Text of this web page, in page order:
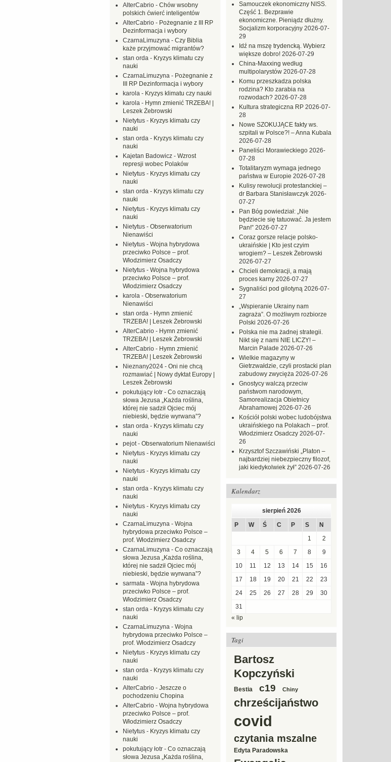
Samouczek ekonomiczny NISS.
Część 1. Bezprawie
ekonomiczne. Pieniądz dłużny.
Socjalizm korporacyjny 2026-07-
29
Idź na mszę trydencką. Wybierz
większe dobro! 2026-07-29
China-Maxxing według
multipolarystów 2026-07-28
Komu przeszkadza polska
rodzina? Kto zarabia na
rozwodach? 2026-07-28
Kultura strategiczna RP 2026-07-
28
Nowe SZOKUJĄCE fakty ws.
szpitali w Polsce?! – Anna Kubala
2026-07-28
Paneliści Morawieckiego 2026-
07-28
Totalitaryzm wymaga jednego
państwa w Europie 2026-07-28
Kulisy rewolucji protestanckiej –
dr Barbara Stanisławczyk 2026-
07-27
Pan Bóg powiedział: „Nie
będziecie się tatuować. Ja jestem
Pan!” 2026-07-27
Coraz gorsze relacje polsko-
ukraińskie | Kto jest czyim
wrogiem? – Leszek Żebrowski
2026-07-27
Chcieli demokracji, a mają
proces karny 2026-07-27
Sygnaliści pod gilotyną 2026-07-
27
„Wspieranie Ukrainy nam
zagraża”. O możliwym rozbiorze
Polski 2026-07-26
Polska nie ma żadnej strategii.
Nikt się z nami NIE LICZY! –
Marcin Palade 2026-07-26
Wielkie magazyny w
Gietrzwałdzie, czyli prostacki plan
zabudowy zwycięża 2026-07-26
Gnostycy walczą przeciw
państwom narodowym,
Samorealizacja Obietnicy
Abrahamowej 2026-07-26
Kościół polski wobec ludobójstwa
ukraińskiego na Polakach – prof.
Włodzimierz Osadczy 2026-07-
26
Krzysztof Szczawiński „Platon –
najbardziej niebezpieczny filozof,
jaki kiedykolwiek żył” 2026-07-26
Kalendarz
sierpień 2026
P
W Ś C P S
N
1
2
3
4 5 6 7 8
9
10
11 12 13 14 15
16
17
18 19 20 21 22
23
24
25 26 27 28 29
30
31
« lip
Tagi
Bartosz
Kopczyński
Bestia c19 Chiny
chrześcijaństwo
covid
czytania mszalne
Edyta Paradowska
AlterCabrio - Chów wsobny
polskich ćwierć inteligentów
AlterCabrio - Pożegnanie z III RP
Dezinformacja i wybory
CzarnaLimuzyna - Czy Biblia
każe przyjmować migrantów?
stan orda - Kryzys klimatu czy
nauki
CzarnaLimuzyna - Pożegnanie z
III RP Dezinformacja i wybory
karola - Kryzys klimatu czy nauki
karola - Hymn zmienić TRZEBA! |
Leszek Żebrowski
Nietytus - Kryzys klimatu czy
nauki
stan orda - Kryzys klimatu czy
nauki
Kajetan Badowicz - Wzrost
represji wobec Polaków
Nietytus - Kryzys klimatu czy
nauki
stan orda - Kryzys klimatu czy
nauki
Nietytus - Kryzys klimatu czy
nauki
Nietytus - Obserwatorium
Nienawiści
Nietytus - Wojna hybrydowa
przeciwko Polsce – prof.
Włodzimierz Osadczy
Nietytus - Wojna hybrydowa
przeciwko Polsce – prof.
Włodzimierz Osadczy
karola - Obserwatorium
Nienawiści
stan orda - Hymn zmienić
TRZEBA! | Leszek Żebrowski
AlterCabrio - Hymn zmienić
TRZEBA! | Leszek Żebrowski
AlterCabrio - Hymn zmienić
TRZEBA! | Leszek Żebrowski
Nieznany2024 - Oni nie chcą
rozmawiać | Nowy dyktat Europy |
Leszek Żebrowski
pokutujący łotr - Co oznaczają
słowa Jezusa „Każda roślina,
której nie sadził Ojciec mój
niebieski, będzie wyrwana”?
stan orda - Kryzys klimatu czy
nauki
pejot- Obserwatorium Nienawiści
Nietytus - Kryzys klimatu czy
nauki
Nietytus - Kryzys klimatu czy
nauki
stan orda - Kryzys klimatu czy
nauki
Nietytus - Kryzys klimatu czy
nauki
CzarnaLimuzyna - Wojna
hybrydowa przeciwko Polsce –
prof. Włodzimierz Osadczy
CzarnaLimuzyna - Co oznaczają
słowa Jezusa „Każda roślina,
której nie sadził Ojciec mój
niebieski, będzie wyrwana”?
sarmata - Wojna hybrydowa
przeciwko Polsce – prof.
Włodzimierz Osadczy
stan orda - Kryzys klimatu czy
nauki
CzarnaLimuzyna - Wojna
hybrydowa przeciwko Polsce –
prof. Włodzimierz Osadczy
Nietytus - Kryzys klimatu czy
nauki
stan orda - Kryzys klimatu czy
nauki
AlterCabrio - Jeszcze o
pochodzeniu Chopina
AlterCabrio - Wojna hybrydowa
przeciwko Polsce – prof.
Włodzimierz Osadczy
Nietytus - Kryzys klimatu czy
nauki
pokutujący łotr - Co oznaczają
słowa Jezusa „Każda roślina,